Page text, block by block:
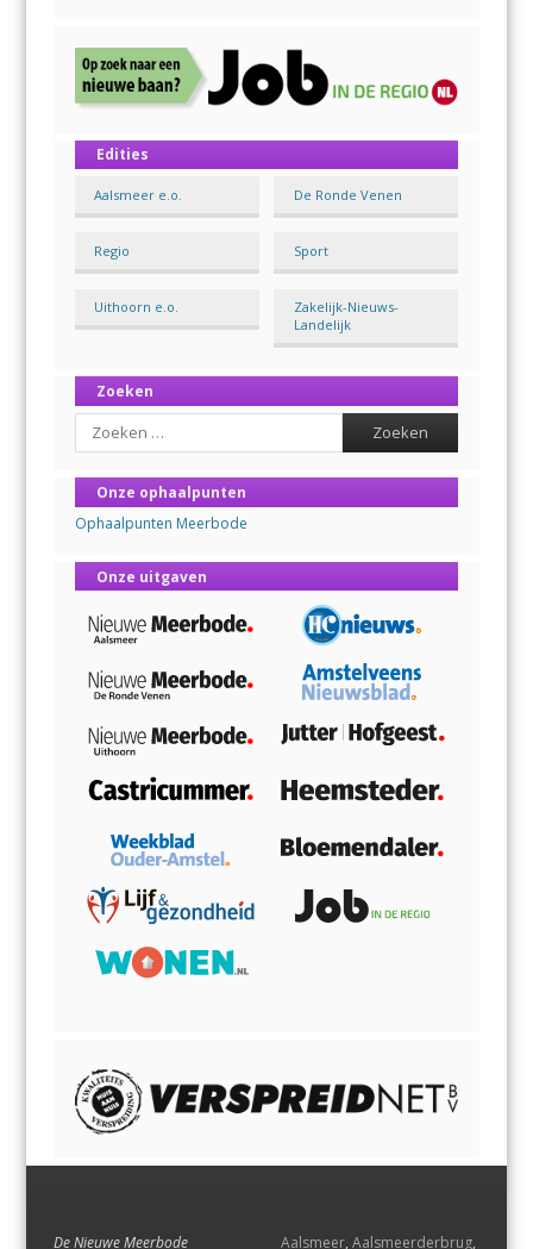
Edities
Aalsmeer e.o. De Ronde Venen
Regio Sport
Uithoorn e.o.
Zakelijk-Nieuws-
Landelijk
Zoeken
Search
Onze ophaalpunten
Ophaalpunten Meerbode
Onze uitgaven
De Nieuwe Meerbode Aalsmeer, Aalsmeerderbrug,